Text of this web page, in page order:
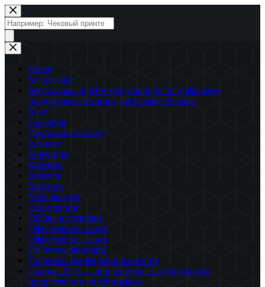
Перейти
к
сути
Поиск
товаров
Home
My account
Бесплатная онлайн консультация по цифровым
продуктам и техники для вашего бизнеса
Блог
Гарантия
Доставка и оплата
Каталог
Контакты
Корзина
Корзина
Магазин
Мой аккаунт
О компании
Общие настройки
Оформление заказа
Оформление заказа
Политика возврата
Политика конфиденциальности
Скидка 25 % — при покупке и комплексном
подключении онлайн-кассы